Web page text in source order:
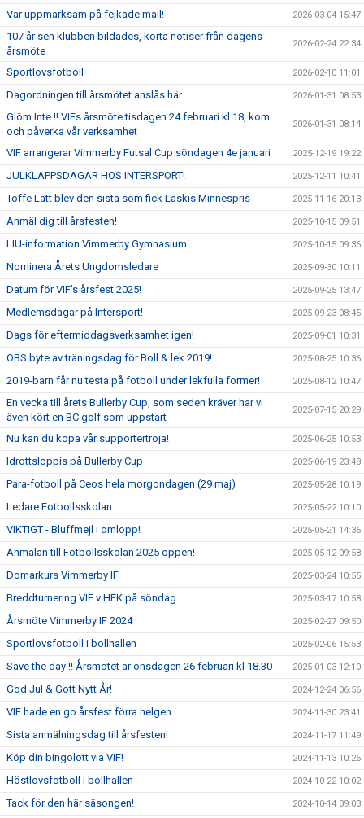
Var uppmärksam på fejkade mail! 2026-03-04 15:47
107 år sen klubben bildades, korta notiser från dagens
årsmöte
2026-02-24 22:34
Sportlovsfotboll 2026-02-10 11:01
Dagordningen till årsmötet anslås här 2026-01-31 08:53
Glöm Inte !! VIFs årsmöte tisdagen 24 februari kl 18, kom
och påverka vår verksamhet
2026-01-31 08:14
VIF arrangerar Vimmerby Futsal Cup söndagen 4e januari 2025-12-19 19:22
JULKLAPPSDAGAR HOS INTERSPORT! 2025-12-11 10:41
Toffe Lätt blev den sista som fick Läskis Minnespris 2025-11-16 20:13
Anmäl dig till årsfesten! 2025-10-15 09:51
LIU-information Vimmerby Gymnasium 2025-10-15 09:36
Nominera Årets Ungdomsledare 2025-09-30 10:11
Datum för VIF’s årsfest 2025! 2025-09-25 13:47
Medlemsdagar på Intersport! 2025-09-23 08:45
Dags för eftermiddagsverksamhet igen! 2025-09-01 10:31
OBS byte av träningsdag för Boll & lek 2019! 2025-08-25 10:36
2019-barn får nu testa på fotboll under lekfulla former! 2025-08-12 10:47
En vecka till årets Bullerby Cup, som seden kräver har vi
även kört en BC golf som uppstart
2025-07-15 20:29
Nu kan du köpa vår supportertröja! 2025-06-25 10:53
Idrottsloppis på Bullerby Cup 2025-06-19 23:48
Para-fotboll på Ceos hela morgondagen (29 maj) 2025-05-28 10:19
Ledare Fotbollsskolan 2025-05-22 10:10
VIKTIGT - Bluffmejl i omlopp! 2025-05-21 14:36
Anmälan till Fotbollsskolan 2025 öppen! 2025-05-12 09:58
Domarkurs Vimmerby IF 2025-03-24 10:55
Breddturnering VIF v HFK på söndag 2025-03-17 10:58
Årsmöte Vimmerby IF 2024 2025-02-27 09:50
Sportlovsfotboll i bollhallen 2025-02-06 15:53
Save the day !! Årsmötet är onsdagen 26 februari kl 18.30 2025-01-03 12:10
God Jul & Gott Nytt År! 2024-12-24 06:56
VIF hade en go årsfest förra helgen 2024-11-30 23:41
Sista anmälningsdag till årsfesten! 2024-11-17 11:49
Köp din bingolott via VIF! 2024-11-13 10:26
Höstlovsfotboll i bollhallen 2024-10-22 10:02
Tack för den här säsongen! 2024-10-14 09:03